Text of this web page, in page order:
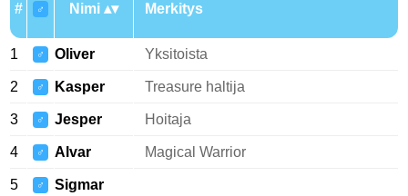
# ♂ Nimi Merkitys
1 ♂ Oliver Yksitoista
2 ♂ Kasper Treasure haltija
3 ♂ Jesper Hoitaja
4 ♂ Alvar Magical Warrior
5 ♂ Sigmar